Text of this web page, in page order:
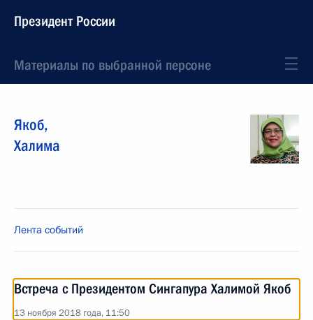
Президент России
Материалы по выбранной персоне
Якоб,
Халима
Лента событий
Встреча с Президентом Сингапура Халимой Якоб
13 ноября 2018 года, 11:50